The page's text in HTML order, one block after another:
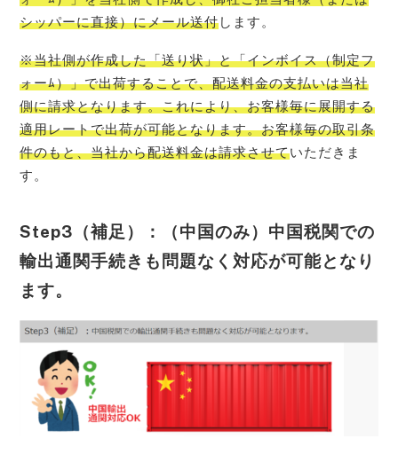
シッパーに直接）にメール送付します。
※当社側が作成した「送り状」と「インボイス（制定フ
ォーﾑ）」で出荷することで、配送料金の支払いは当社
側に請求となります。これにより、お客様毎に展開する
適用レートで出荷が可能となります。お客様毎の取引条
件のもと、当社から配送料金は請求させていただきま
す。
Step3（補足）：（中国のみ）中国税関での
輸出通関手続きも問題なく対応が可能となり
ます。